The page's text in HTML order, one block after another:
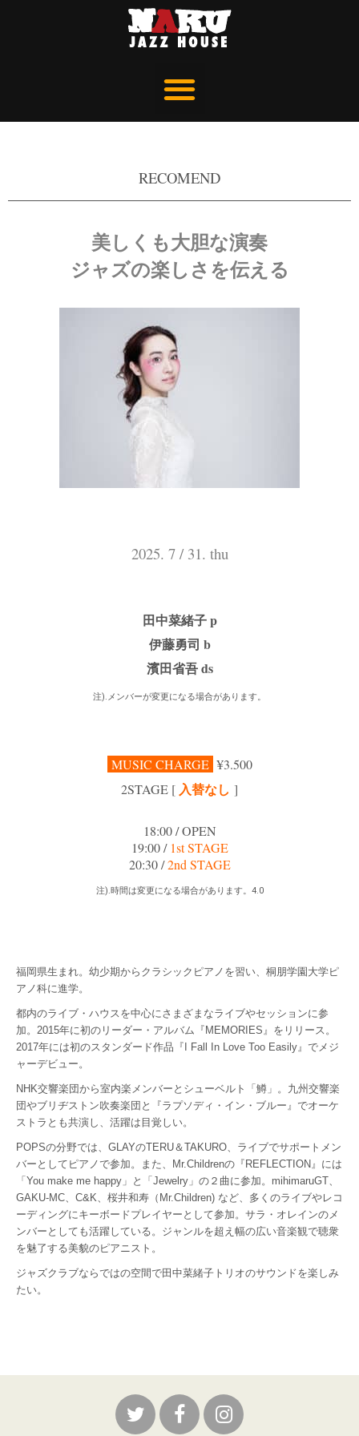
RECOMEND
美しくも大胆な演奏
ジャズの楽しさを伝える
2025. 7 / 31. thu
田中菜緒子 p
伊藤勇司 b
濱田省吾 ds
注).メンバーが変更になる場合があります。
MUSIC CHARGE ¥3.500
2STAGE [ 入替なし ]
18:00 / OPEN
19:00 / 1st STAGE
20:30 /2nd STAGE
注).時間は変更になる場合があります。4.0
福岡県生まれ。幼少期からクラシックピアノを習い、桐朋学園大学ピ
アノ科に進学。
都内のライブ・ハウスを中心にさまざまなライブやセッションに参
加。2015年に初のリーダー・アルバム『MEMORIES』をリリース。
2017年には初のスタンダード作品『I Fall In Love Too Easily』でメジ
ャーデビュー。
NHK交響楽団から室内楽メンバーとシューベルト「鱒」。 九州交響楽
団やブリヂストン吹奏楽団と『ラプソディ・イン・ブルー』でオーケ
ストラとも共演し、活躍は目覚しい。
POPSの分野では、GLAYのTERU＆TAKURO、ライブでサポートメン
バーとしてピアノで参加。また、Mr.Childrenの『REFLECTION』には
「You make me happy」と「Jewelry」の２曲に参加。mihimaruGT、
GAKU-MC、C&K、桜井和寿（Mr.Children) など、多くのライブやレコ
ーディングにキーボードプレイヤーとして参加。サラ・オレインのメ
ンバーとしても活躍している。ジャンルを超え幅の広い音楽観で聴衆
を魅了する美貌のピアニスト。
ジャズクラブならではの空間で田中菜緒子トリオのサウンドを楽しみ
たい。